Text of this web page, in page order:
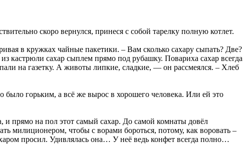
скоро вернулся, принеся с собой тарелку полную котлет.
в кружках чайные пакетики. – Вам сколько сахару сыпать? Две?
кастрюли сахар сыплем прямо под рубашку. Повариха сахар всегда
на газетку. А животы липкие, сладкие, — он рассмеялся. – Хлеб
горьким, а всё же вырос в хорошего человека. Или ей это
прямо на пол этот самый сахар. До самой комнаты довёл
милиционером, чтобы с ворами бороться, потому, как воровать –
просил. Удивлялась она… У неё ведь конфет всегда полно…